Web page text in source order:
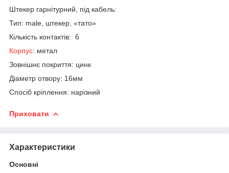
Штекер гарнітурний, під кабель:
Тип: male, штекер, «тато»
Кількість контактів: 6
Корпус: метал
Зовнішнє покриття: цинк
Діаметр отвору: 16мм
Спосіб кріплення: нарізний
Приховати
Характеристики
Основні